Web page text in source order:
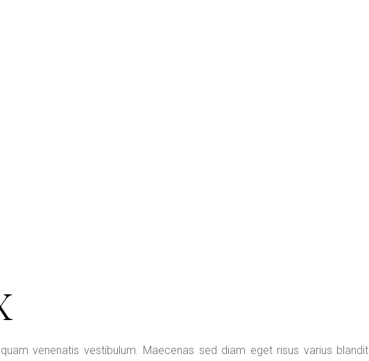
venenatis vestibulum. Maecenas sed diam eget risus varius blandit